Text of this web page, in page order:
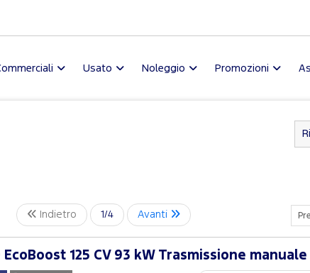
Usato Noleggio Promozioni
Indietro 1/4 Avanti
125 CV 93 kW Trasmissione